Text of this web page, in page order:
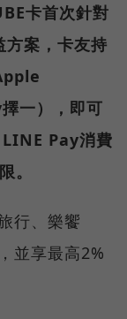
卡首次針對
案，卡友持
一），即可
LINE Pay消費
。
行、樂饗
並享最高2%